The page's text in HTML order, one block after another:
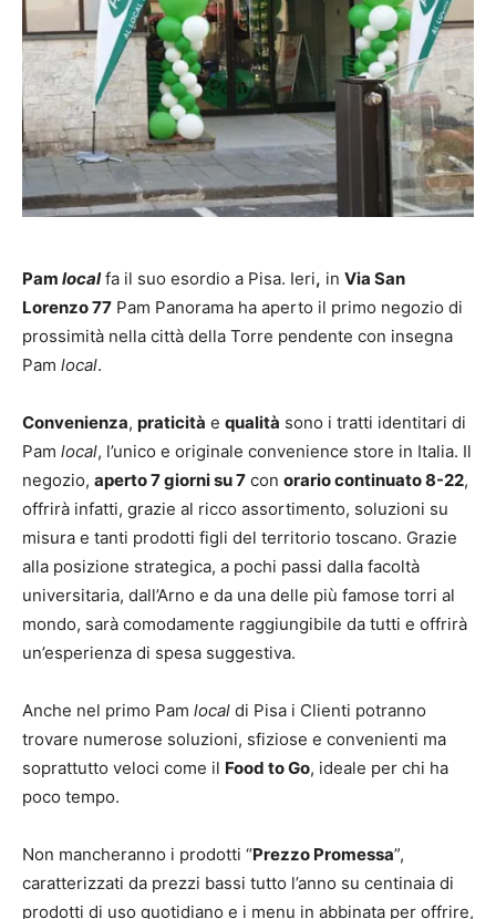
Pam localfa il suo esordio a Pisa. Ieri, in Via San
Lorenzo 77 Pam Panorama ha aperto il primo negozio di
prossimità nella città della Torre pendente con insegna
Pam local.
Convenienza, praticità e qualità sono i tratti identitari di
Pam local, l’unico e originale convenience store in Italia. Il
negozio, aperto 7 giorni su 7 con orario continuato 8-22,
offrirà infatti, grazie al ricco assortimento, soluzioni su
misura e tanti prodotti figli del territorio toscano. Grazie
alla posizione strategica, a pochi passi dalla facoltà
universitaria, dall’Arno e da una delle più famose torri al
mondo, sarà comodamente raggiungibile da tutti e offrirà
un’esperienza di spesa suggestiva.
Anche nel primo Pam local di Pisa i Clienti potranno
trovare numerose soluzioni, sfiziose e convenienti ma
soprattutto veloci come il Food to Go, ideale per chi ha
poco tempo.
Non mancheranno i prodotti “Prezzo Promessa”,
caratterizzati da prezzi bassi tutto l’anno su centinaia di
prodotti di uso quotidiano e i menu in abbinata per offrire,